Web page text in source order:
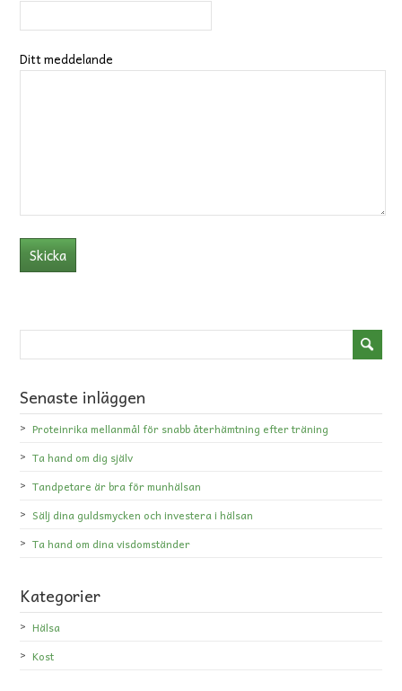
Ditt meddelande
Senaste inläggen
Proteinrika mellanmål för snabb återhämtning efter träning
Ta hand om dig själv
Tandpetare är bra för munhälsan
Sälj dina guldsmycken och investera i hälsan
Ta hand om dina visdomständer
Kategorier
Hälsa
Kost